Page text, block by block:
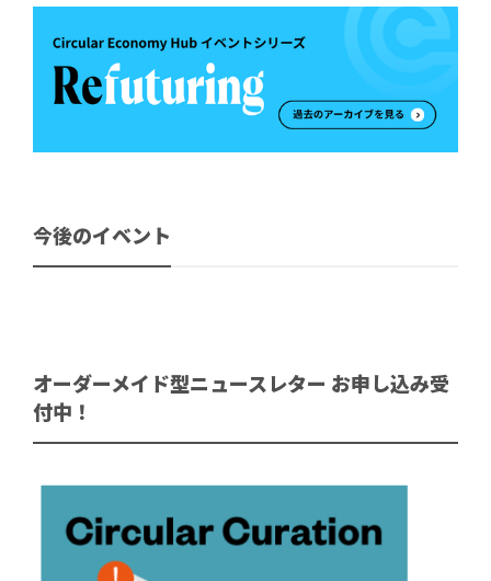
今後のイベント
オーダーメイド型ニュースレター お申し込み受
付中！